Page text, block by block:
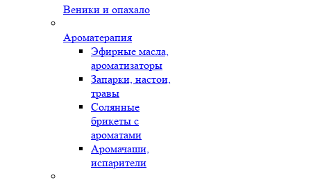
Веники и опахало
Ароматерапия
Эфирные масла,
ароматизаторы
Запарки, настои,
травы
Солянные
брикеты с
ароматами
Аромачаши,
испарители